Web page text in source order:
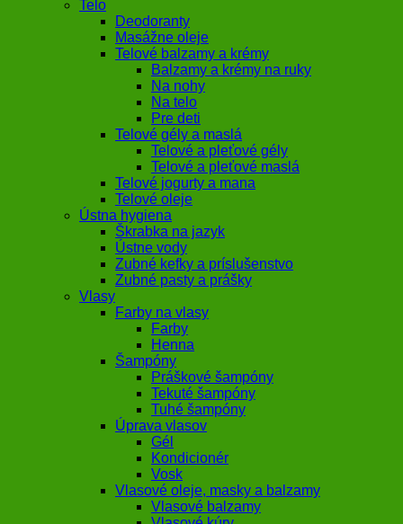
Telo
Deodoranty
Masážne oleje
Telové balzamy a krémy
Balzamy a krémy na ruky
Na nohy
Na telo
Pre deti
Telové gély a maslá
Telové a pleťové gély
Telové a pleťové maslá
Telové jogurty a mana
Telové oleje
Ústna hygiena
Škrabka na jazyk
Ústne vody
Zubné kefky a príslušenstvo
Zubné pasty a prášky
Vlasy
Farby na vlasy
Farby
Henna
Šampóny
Práškové šampóny
Tekuté šampóny
Tuhé šampóny
Úprava vlasov
Gél
Kondicionér
Vosk
Vlasové oleje, masky a balzamy
Vlasové balzamy